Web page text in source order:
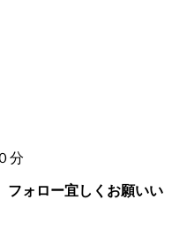
分
フォロー宜しくお願いい